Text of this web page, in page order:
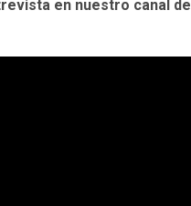
en nuestro canal de